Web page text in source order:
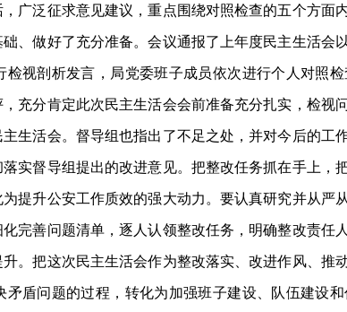
广泛征求意见建议，重点围绕对照检查的五个方面
、做好了充分准备。会议通报了上年度民主生活会
视剖析发言，局党委班子成员依次进行个人对照
，充分肯定此次民主生活会会前准备充分扎实，检
生活会。督导组也指出了不足之处，并对今后的工
实督导组提出的改进意见。把整改任务抓在手上，
提升公安工作质效的强大动力。要认真研究并从严
完善问题清单，逐人认领整改任务，明确整改责任
。把这次民主生活会作为整改落实、改进作风、
盾问题的过程，转化为加强班子建设、队伍建设